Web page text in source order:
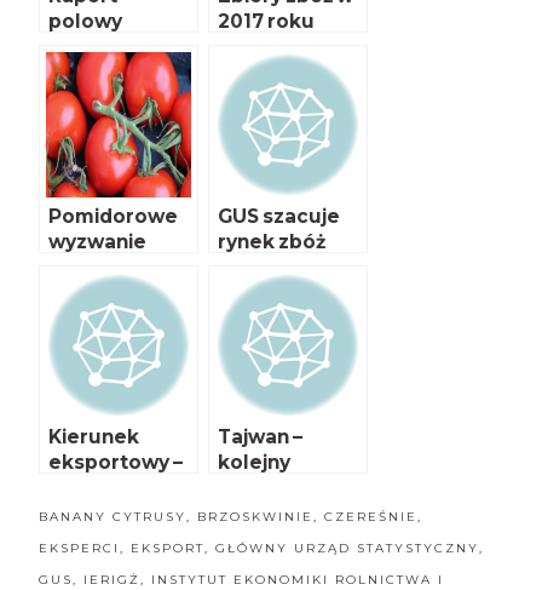
polowy
2017 roku
Pomidorowe
wyzwanie
GUS szacuje
rynek zbóż
Kierunek
eksportowy –
Tajwan –
kolejny
eksportu
polskich
BANANY CYTRUSY, BRZOSKWINIE,CZEREŚNIE,
EKSPERCI, EKSPORT,GŁÓWNY URZĄD STATYSTYCZNY,
GUS, IERIGŻ, INSTYTUT EKONOMIKI ROLNICTWA I